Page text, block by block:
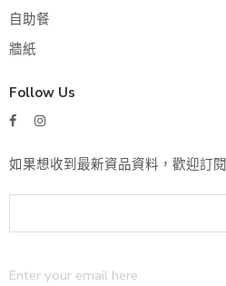
自助餐
牆紙
Follow Us
如果想收到最新資品資料，歡迎訂閱